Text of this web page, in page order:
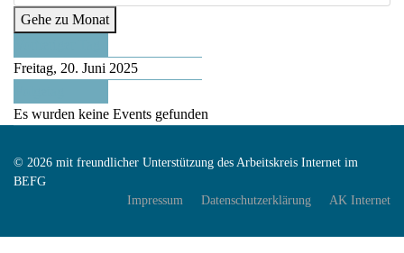
Gehe zu Monat
Freitag, 20. Juni 2025
Es wurden keine Events gefunden
© 2026 mit freundlicher Unterstützung des Arbeitskreis Internet im
BEFG
Impressum
Datenschutzerklärung AK Internet